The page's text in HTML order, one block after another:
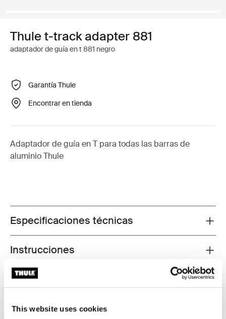
This website uses cookies
Thule t-track adapter 881
adaptador de guía en t 881 negro
Garantía Thule
Encontrar en tienda
Adaptador de guía en T para todas las barras de
aluminio Thule
Toggle techspec
Especificaciones técnicas
Toggle guides and instructions
Instrucciones
Probados al límite
En el Thule Test Center™ ubicado en Hillerstorp,